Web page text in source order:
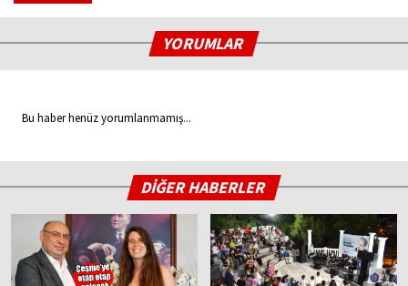
YORUMLAR
Bu haber henüz yorumlanmamış...
DİĞER HABERLER